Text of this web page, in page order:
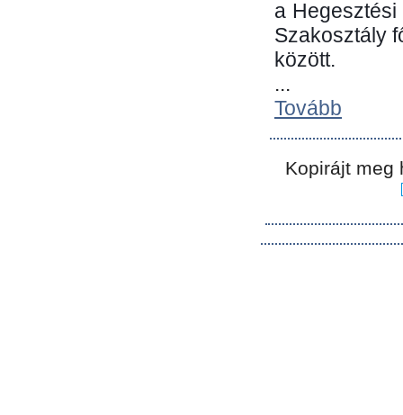
a
Szakosztály
között.
...
Tovább
Kopirájt meg